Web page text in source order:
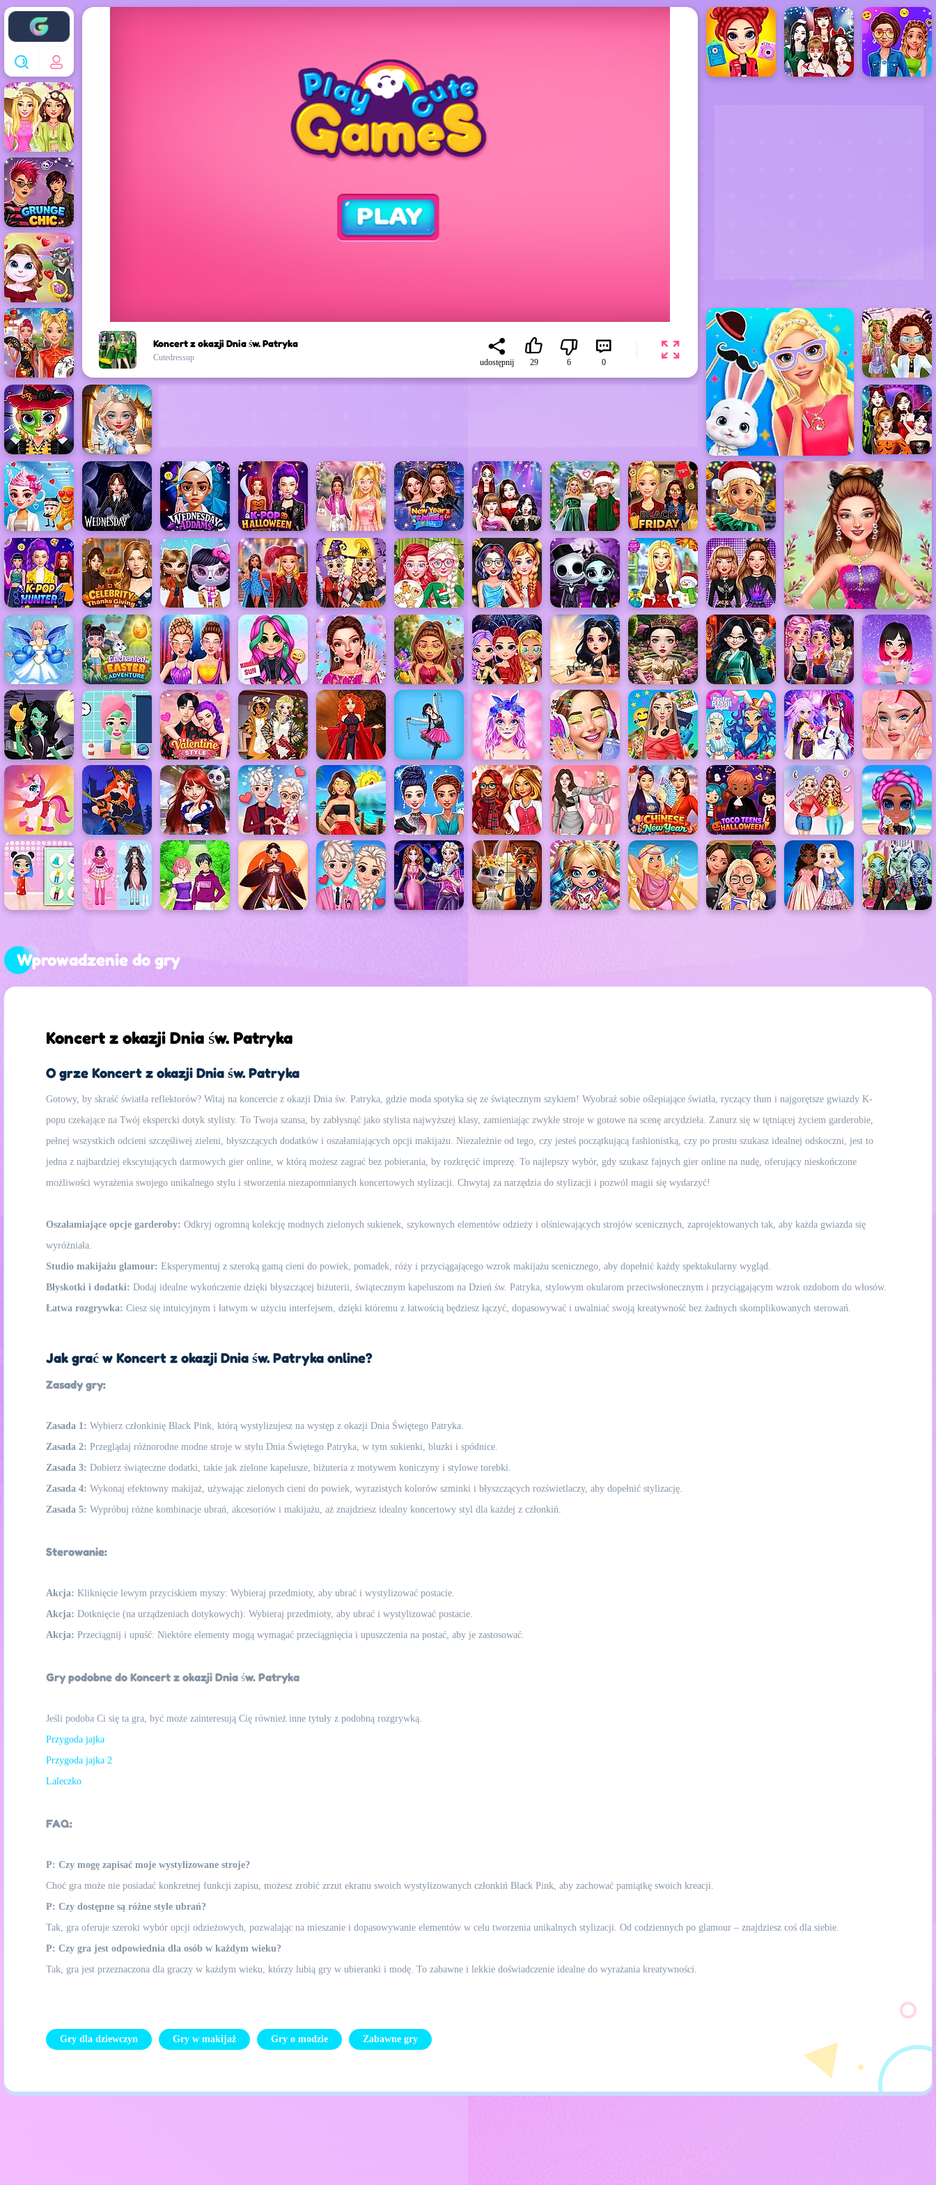
Enjoy4fun
ADVERTISEMENT
ADVERTISEMENT
Koncert z okazji Dnia św. Patryka
Cutedressup
udostępnij 29 6 0
Wprowadzenie do gry
Koncert z okazji Dnia św. Patryka
O grze Koncert z okazji Dnia św. Patryka
Gotowy, by skraść światła reflektorów? Witaj na koncercie z okazji Dnia św. Patryka, gdzie moda spotyka się ze świątecznym szykiem! Wyobraź sobie oślepiające światła, ryczący tłum i najgorętsze gwiazdy K-
popu czekające na Twój ekspercki dotyk stylisty. To Twoja szansa, by zabłysnąć jako stylista najwyższej klasy, zamieniając zwykłe stroje w gotowe na scenę arcydzieła. Zanurz się w tętniącej życiem garderobie,
pełnej wszystkich odcieni szczęśliwej zieleni, błyszczących dodatków i oszałamiających opcji makijażu. Niezależnie od tego, czy jesteś początkującą fashionistką, czy po prostu szukasz idealnej odskoczni, jest to
jedna z najbardziej ekscytujących darmowych gier online, w którą możesz zagrać bez pobierania, by rozkręcić imprezę. To najlepszy wybór, gdy szukasz fajnych gier online na nudę, oferujący nieskończone
możliwości wyrażenia swojego unikalnego stylu i stworzenia niezapomnianych koncertowych stylizacji. Chwytaj za narzędzia do stylizacji i pozwól magii się wydarzyć!
Oszałamiające opcje garderoby: Odkryj ogromną kolekcję modnych zielonych sukienek, szykownych elementów odzieży i olśniewających strojów scenicznych, zaprojektowanych tak, aby każda gwiazda się
wyróżniała.
Studio makijażu glamour: Eksperymentuj z szeroką gamą cieni do powiek, pomadek, róży i przyciągającego wzrok makijażu scenicznego, aby dopełnić każdy spektakularny wygląd.
Błyskotki i dodatki: Dodaj idealne wykończenie dzięki błyszczącej biżuterii, świątecznym kapeluszom na Dzień św. Patryka, stylowym okularom przeciwsłonecznym i przyciągającym wzrok ozdobom do włosów.
Łatwa rozgrywka: Ciesz się intuicyjnym i łatwym w użyciu interfejsem, dzięki któremu z łatwością będziesz łączyć, dopasowywać i uwalniać swoją kreatywność bez żadnych skomplikowanych sterowań.
Jak grać w Koncert z okazji Dnia św. Patryka online?
Zasady gry:
Zasada 1: Wybierz członkinię Black Pink, którą wystylizujesz na występ z okazji Dnia Świętego Patryka.
Zasada 2: Przeglądaj różnorodne modne stroje w stylu Dnia Świętego Patryka, w tym sukienki, bluzki i spódnice.
Zasada 3: Dobierz świąteczne dodatki, takie jak zielone kapelusze, biżuteria z motywem koniczyny i stylowe torebki.
Zasada 4: Wykonaj efektowny makijaż, używając zielonych cieni do powiek, wyrazistych kolorów szminki i błyszczących rozświetlaczy, aby dopełnić stylizację.
Zasada 5: Wypróbuj różne kombinacje ubrań, akcesoriów i makijażu, aż znajdziesz idealny koncertowy styl dla każdej z członkiń.
Sterowanie:
Akcja: Kliknięcie lewym przyciskiem myszy: Wybieraj przedmioty, aby ubrać i wystylizować postacie.
Akcja: Dotknięcie (na urządzeniach dotykowych): Wybieraj przedmioty, aby ubrać i wystylizować postacie.
Akcja: Przeciągnij i upuść: Niektóre elementy mogą wymagać przeciągnięcia i upuszczenia na postać, aby je zastosować.
Gry podobne do Koncert z okazji Dnia św. Patryka
Jeśli podoba Ci się ta gra, być może zainteresują Cię również inne tytuły z podobną rozgrywką.
Przygoda jajka
Przygoda jajka 2
Laleczko
FAQ:
P: Czy mogę zapisać moje wystylizowane stroje?
Choć gra może nie posiadać konkretnej funkcji zapisu, możesz zrobić zrzut ekranu swoich wystylizowanych członkiń Black Pink, aby zachować pamiątkę swoich kreacji.
P: Czy dostępne są różne style ubrań?
Tak, gra oferuje szeroki wybór opcji odzieżowych, pozwalając na mieszanie i dopasowywanie elementów w celu tworzenia unikalnych stylizacji. Od codziennych po glamour – znajdziesz coś dla siebie.
P: Czy gra jest odpowiednia dla osób w każdym wieku?
Tak, gra jest przeznaczona dla graczy w każdym wieku, którzy lubią gry w ubieranki i modę. To zabawne i lekkie doświadczenie idealne do wyrażania kreatywności.
Gry dla dziewczyn Gry w makijaż Gry o modzie Zabawne gry